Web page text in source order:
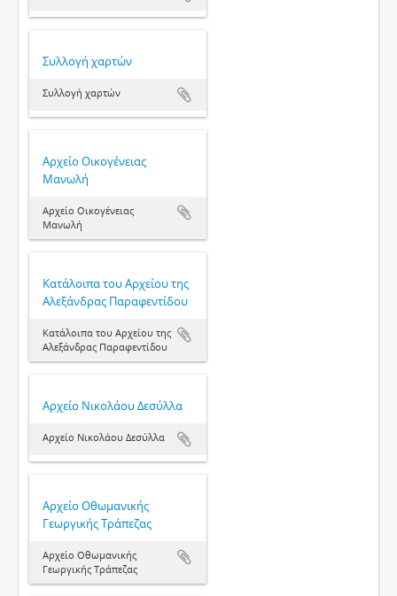
Συλλογή χαρτών
Συλλογή χαρτών
Αρχείο Οικογένειας
Μανωλή
Αρχείο Οικογένειας
Μανωλή
Κατάλοιπα του Αρχείου της
Αλεξάνδρας Παραφεντίδου
Κατάλοιπα του Αρχείου της
Αλεξάνδρας Παραφεντίδου
Αρχείο Νικολάου Δεσύλλα
Αρχείο Νικολάου Δεσύλλα
Αρχείο Οθωμανικής
Γεωργικής Τράπεζας
Αρχείο Οθωμανικής
Γεωργικής Τράπεζας